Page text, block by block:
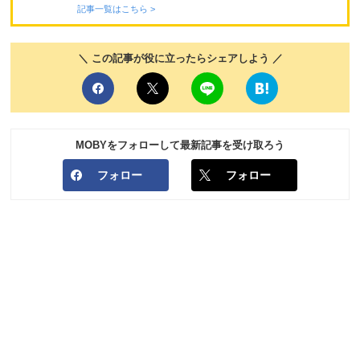
記事一覧はこちら >
＼ この記事が役に立ったらシェアしよう ／
MOBYをフォローして最新記事を受け取ろう
フォロー フォロー